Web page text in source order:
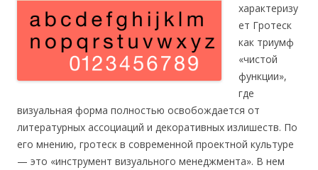
характеризу
ет Гротеск
как триумф
«чистой
функции»,
где
визуальная форма полностью освобождается от
литературных ассоциаций и декоративных излишеств. По
его мнению, гротеск в современной проектной культуре
— это «инструмент визуального менеджмента». В нем